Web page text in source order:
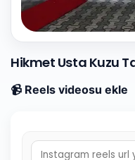
Hikmet Usta Kuzu
📹 Reels videosu ekle